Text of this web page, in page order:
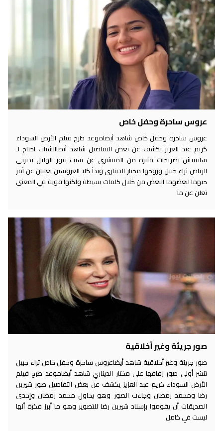
عروس ساحرة وحفل خاص
عروس ساحرة وحفل خاص شاهد أيضاموعد طرح فيلم الأرض السوداء
كريم عبد العزيز يكشف عن بعض التفاصيل شاهد أيضاالشباب احتاج لـ
سافيتش تصريحات مثيرة من المنتشري عن سبب فوز الهلال بديربي
الرياض ثراء جبيل وزوجها مختار الديناري وبدأ كلا العروسين يعلنان عن أمر
حبهما لبعضهما البعض من خلال كلمات بسيطة ولكنها قوية في المعنى
تعلن عن ما
صور جريئة وغير أخلاقية
صور جريئة وغير أخلاقية شاهد أيضاعروس ساحرة وحفل خاص ثراء جبيل
تنشر أولى صور زفافها على مختار الديناري شاهد أيضاموعد طرح فيلم
الأرض السوداء كريم عبد العزيز يكشف عن بعض التفاصيل صور شيرين
رضا ومحمد رمضان وجاءت الصور وهو يحاول محمد رمضان وإحدى
الصديقات أن يقوموا بإسناد شيرين رضا للتصوير وهو ما أبرز فكرة أنها
ليست في كامل